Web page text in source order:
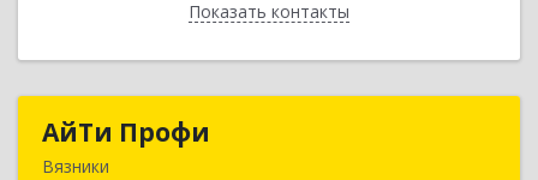
Показать контакты
Назад
АйТи Профи
Вязники